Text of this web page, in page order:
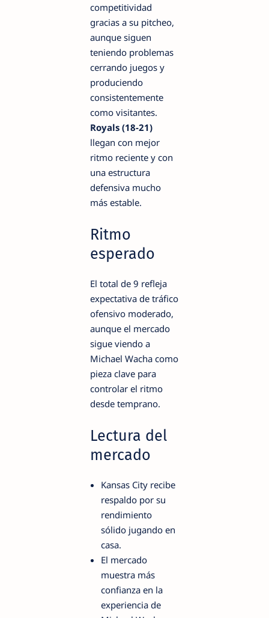
competitividad
gracias a su pitcheo,
aunque siguen
teniendo problemas
cerrando juegos y
produciendo
consistentemente
como visitantes.
Royals (18-21)
llegan con mejor
ritmo reciente y con
una estructura
defensiva mucho
más estable.
Ritmo
esperado
El total de 9 refleja
expectativa de tráfico
ofensivo moderado,
aunque el mercado
sigue viendo a
Michael Wacha como
pieza clave para
controlar el ritmo
desde temprano.
Lectura del
mercado
Kansas City recibe
respaldo por su
rendimiento
sólido jugando en
casa.
El mercado
muestra más
confianza en la
experiencia de